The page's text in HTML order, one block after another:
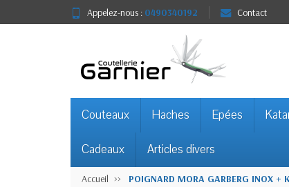
Appelez-nous : 0490340192 Contact
Couteaux Haches Epées
Cadeaux Articles divers
Accueil POIGNARD MORA GARBERG INOX +